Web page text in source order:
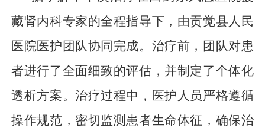
藏肾内科专家的全程指导下，由贡觉县人民
医院医护团队协同完成。治疗前，团队对患
者进行了全面细致的评估，并制定了个体化
透析方案。治疗过程中，医护人员严格遵循
操作规范，密切监测患者生命体征，确保治